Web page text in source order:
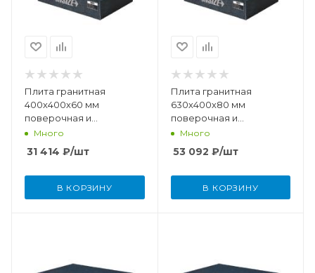
Плита гранитная
400х400х60 мм
поверочная и
разметочная DIN876
(класс точности 00)
Много
31 414 ₽/шт
В КОРЗИНУ
Плита гранитная
630х400х80 мм
поверочная и
разметочная DIN876
(класс точности 00)
Много
53 092 ₽/шт
В КОРЗИНУ